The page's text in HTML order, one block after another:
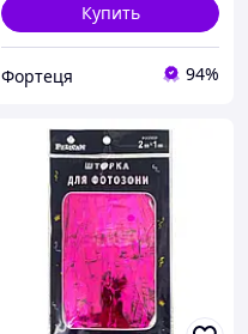
Купить
Фортеця 94%